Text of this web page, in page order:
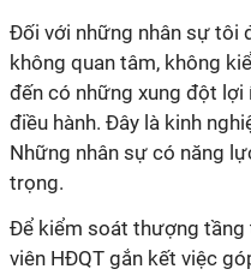
Đối với những nhân sự tôi
không quan tâm, không
đến có những xung đột lợi
điều hành. Đây là kinh
Những nhân sự có năng
trọng.
Để kiểm soát thượng tầng
viên HĐQT gắn kết việc